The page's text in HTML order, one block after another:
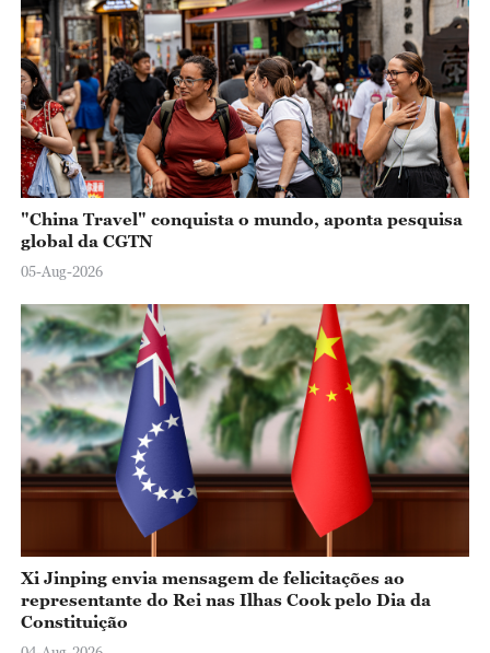
"China Travel" conquista o mundo, aponta pesquisa
global da CGTN
05-Aug-2026
Xi Jinping envia mensagem de felicitações ao
representante do Rei nas Ilhas Cook pelo Dia da
Constituição